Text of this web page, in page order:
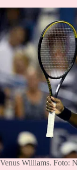
Venus Williams. Foto: